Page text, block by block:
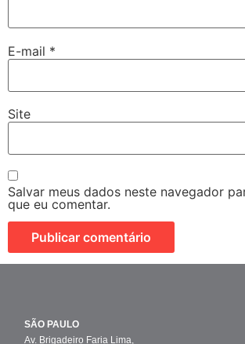
E-mail *
Site
Salvar meus dados neste navegador
que eu comentar.
SÃO PAULO
Av. Brigadeiro Faria Lima,